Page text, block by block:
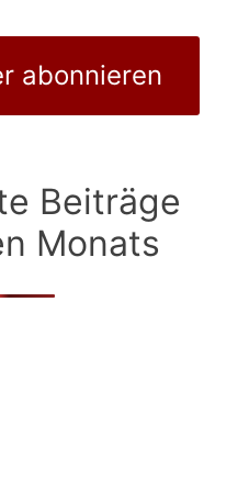
abonnieren
Beiträge
Monats